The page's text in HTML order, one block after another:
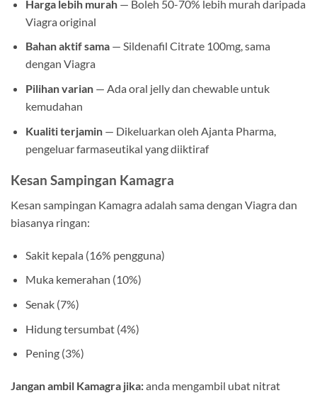
Harga lebih murah— Boleh 50-70% lebih murah daripada
Viagra original
Bahan aktif sama— Sildenafil Citrate 100mg, sama
dengan Viagra
Pilihan varian— Ada oral jelly dan chewable untuk
kemudahan
Kualiti terjamin— Dikeluarkan oleh Ajanta Pharma,
pengeluar farmaseutikal yang diiktiraf
Kesan Sampingan Kamagra
Kesan sampingan Kamagra adalah sama dengan Viagra dan
biasanya ringan:
Sakit kepala (16% pengguna)
Muka kemerahan (10%)
Senak (7%)
Hidung tersumbat (4%)
Pening (3%)
Jangan ambil Kamagra jika:anda mengambil ubat nitrat